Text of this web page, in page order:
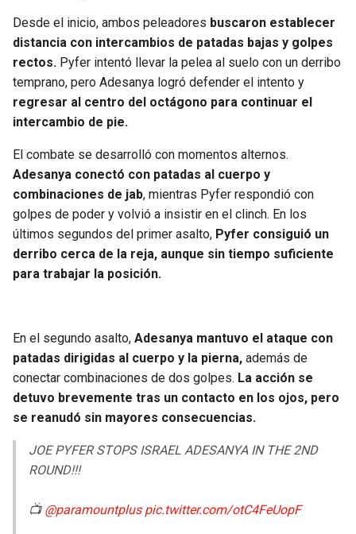
VIKINGS
FALCONS
PANTHERS
BUCCANEERS
THUNDER
TRAIL BLAZERS
JAZZ
Desde el inicio, ambos peleadores buscaron establecer
distancia con intercambios de patadas bajas y golpes
rectos. Pyfer intentó llevar la pelea al suelo con un derribo
temprano, pero Adesanya logró defender el intento y
regresar al centro del octágono para continuar el
intercambio de pie.
El combate se desarrolló con momentos alternos.
Adesanya conectó con patadas al cuerpo y
combinaciones de jab, mientras Pyfer respondió con
golpes de poder y volvió a insistir en el clinch. En los
últimos segundos del primer asalto, Pyfer consiguió un
derribo cerca de la reja, aunque sin tiempo suficiente
para trabajar la posición.
En el segundo asalto, Adesanya mantuvo el ataque con
patadas dirigidas al cuerpo y la pierna, además de
conectar combinaciones de dos golpes. La acción se
detuvo brevemente tras un contacto en los ojos, pero
se reanudó sin mayores consecuencias.
JOE PYFER STOPS ISRAEL ADESANYA IN THE 2ND
ROUND!!!
📺 @paramountplus pic.twitter.com/otC4FeUopF